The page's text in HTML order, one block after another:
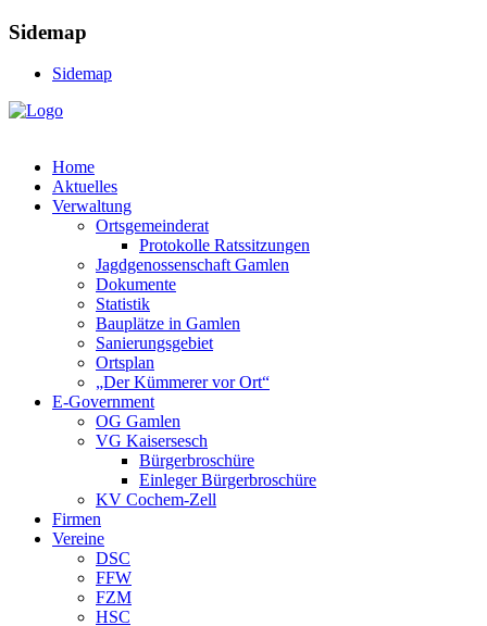
Sidemap
Sidemap
Home
Aktuelles
Verwaltung
Ortsgemeinderat
Protokolle Ratssitzungen
Jagdgenossenschaft Gamlen
Dokumente
Statistik
Bauplätze in Gamlen
Sanierungsgebiet
Ortsplan
„Der Kümmerer vor Ort“
E-Government
OG Gamlen
VG Kaisersesch
Bürgerbroschüre
Einleger Bürgerbroschüre
KV Cochem-Zell
Firmen
Vereine
DSC
FFW
FZM
HSC